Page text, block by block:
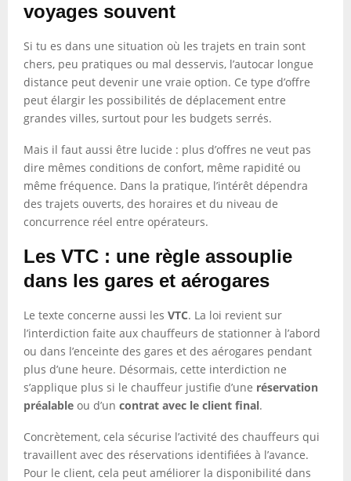
voyages souvent
Si tu es dans une situation où les trajets en train sont
chers, peu pratiques ou mal desservis, l’autocar longue
distance peut devenir une vraie option. Ce type d’offre
peut élargir les possibilités de déplacement entre
grandes villes, surtout pour les budgets serrés.
Mais il faut aussi être lucide : plus d’offres ne veut pas
dire mêmes conditions de confort, même rapidité ou
même fréquence. Dans la pratique, l’intérêt dépendra
des trajets ouverts, des horaires et du niveau de
concurrence réel entre opérateurs.
Les VTC : une règle assouplie
dans les gares et aérogares
Le texte concerne aussi les VTC. La loi revient sur
l’interdiction faite aux chauffeurs de stationner à l’abord
ou dans l’enceinte des gares et des aérogares pendant
plus d’une heure. Désormais, cette interdiction ne
s’applique plus si le chauffeur justifie d’une réservation
préalable ou d’un contrat avec le client final.
Concrètement, cela sécurise l’activité des chauffeurs qui
travaillent avec des réservations identifiées à l’avance.
Pour le client, cela peut améliorer la disponibilité dans